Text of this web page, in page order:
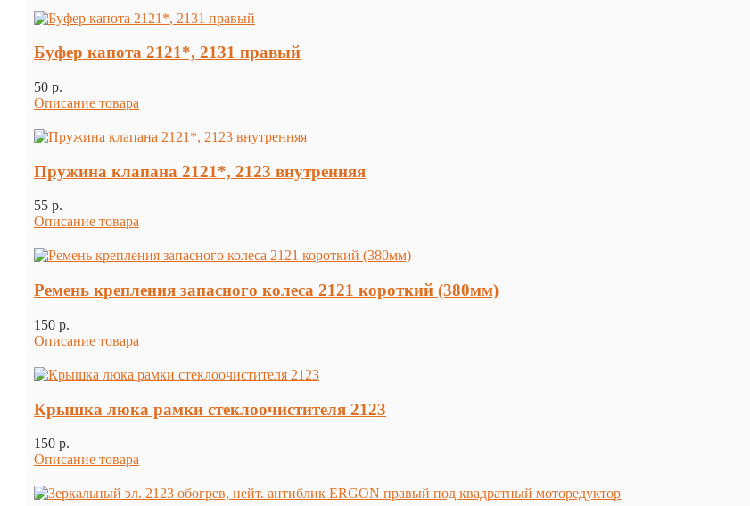
Буфер капота 2121*, 2131 правый
50 p.
Описание товара
Пружина клапана 2121*, 2123 внутренняя
55 p.
Описание товара
Ремень крепления запасного колеса 2121 короткий (380мм)
150 p.
Описание товара
Крышка люка рамки стеклоочистителя 2123
150 p.
Описание товара